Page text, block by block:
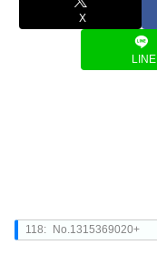
X
LINE
118: No.1315369020+